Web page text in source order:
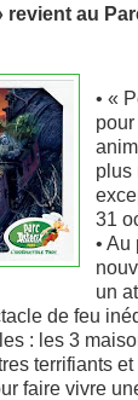
revient au
• «
plus
31
•
un
de feu
: les 3
terrifiants
faire vivre